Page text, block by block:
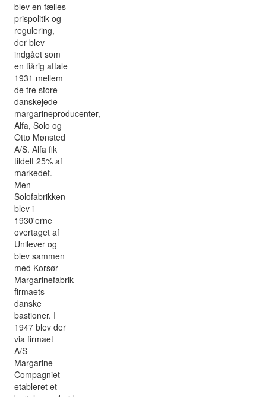
blev en fælles
prispolitik og
regulering,
der blev
indgået som
en tiårig aftale
1931 mellem
de tre store
danskejede
margarineproducenter,
Alfa, Solo og
Otto Mønsted
A/S. Alfa fik
tildelt 25% af
markedet.
Men
Solofabrikken
blev i
1930'erne
overtaget af
Unilever og
blev sammen
med Korsør
Margarinefabrik
firmaets
danske
bastioner. I
1947 blev der
via firmaet
A/S
Margarine-
Compagniet
etableret et